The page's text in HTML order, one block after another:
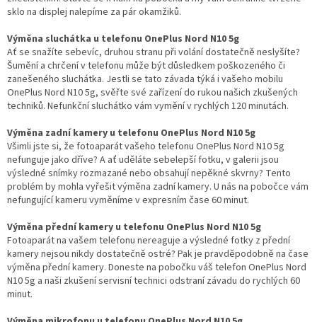
sklo na displej nalepíme za pár okamžiků.
Výměna sluchátka u telefonu OnePlus Nord N10 5g
Ať se snažíte sebevíc, druhou stranu při volání dostatečně neslyšíte?
Šumění a chrčení v telefonu může být důsledkem poškozeného či
zanešeného sluchátka. Jestli se tato závada týká i vašeho mobilu
OnePlus Nord N10 5g, svěřte své zařízení do rukou našich zkušených
techniků. Nefunkční sluchátko vám vymění v rychlých 120 minutách.
Výměna zadní kamery u telefonu OnePlus Nord N10 5g
Všimli jste si, že fotoaparát vašeho telefonu OnePlus Nord N10 5g
nefunguje jako dříve? A ať uděláte sebelepší fotku, v galerii jsou
výsledné snímky rozmazané nebo obsahují nepěkné skvrny? Tento
problém by mohla vyřešit výměna zadní kamery. U nás na pobočce vám
nefungující kameru vyměníme v expresním čase 60 minut.
Výměna přední kamery u telefonu OnePlus Nord N10 5g
Fotoaparát na vašem telefonu nereaguje a výsledné fotky z přední
kamery nejsou nikdy dostatečně ostré? Pak je pravděpodobně na čase
výměna přední kamery. Doneste na pobočku váš telefon OnePlus Nord
N10 5g a naši zkušení servisní technici odstraní závadu do rychlých 60
minut.